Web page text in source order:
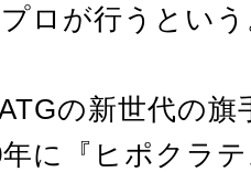
ロが行うとい
の新世代の旗
に『ヒポクラ